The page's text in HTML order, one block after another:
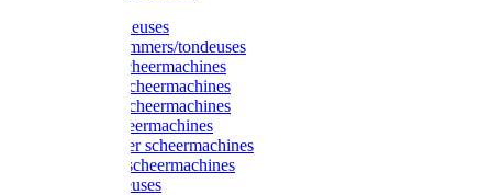
Moser tondeuses
Overige trimmers/tondeuses
Heiniger scheermachines
Hauptner scheermachines
Aesculap scheermachines
Liscop scheermachines
FarmClipper scheermachines
Constanta scheermachines
Wahl tondeuses